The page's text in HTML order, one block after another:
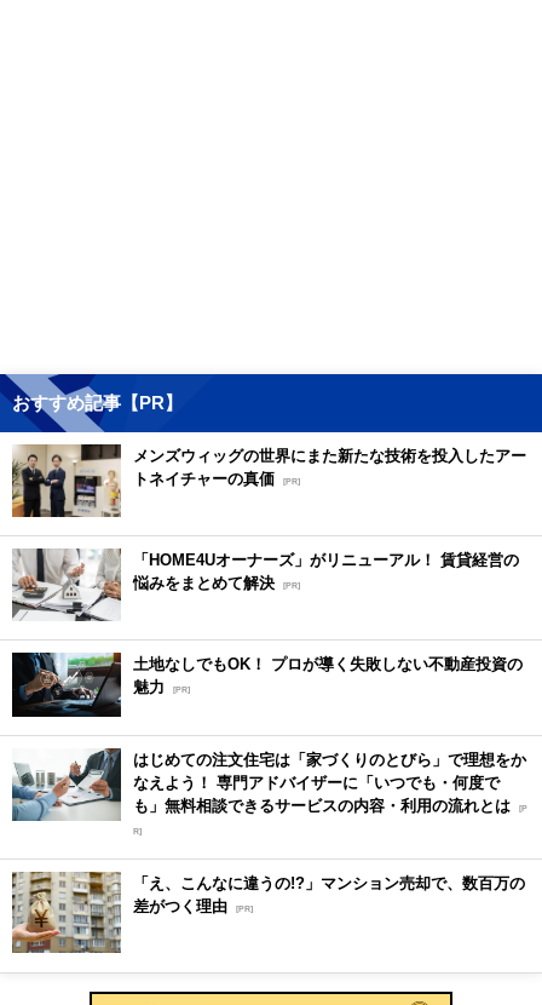
おすすめ記事【PR】
メンズウィッグの世界にまた新たな技術を投入したアー
トネイチャーの真価 [PR]
「HOME4Uオーナーズ」がリニューアル！ 賃貸経営の
悩みをまとめて解決 [PR]
土地なしでもOK！ プロが導く失敗しない不動産投資の
魅力
[PR]
はじめての注文住宅は「家づくりのとびら」で理想をか
なえよう！ 専門アドバイザーに「いつでも・何度で
も」無料相談できるサービスの内容・利用の流れとは [P
R]
「え、こんなに違うの!?」マンション売却で、数百万の
差がつく理由 [PR]